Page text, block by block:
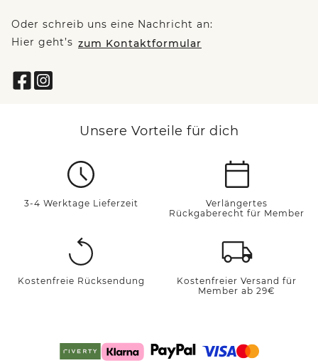
Oder schreib uns eine Nachricht an:
Hier geht’s zum Kontaktformular
Unsere Vorteile für dich
3-4 Werktage Lieferzeit
Verlängertes
Rückgaberecht für Member
Kostenfreie Rücksendung
Kostenfreier Versand für
Member ab 29€